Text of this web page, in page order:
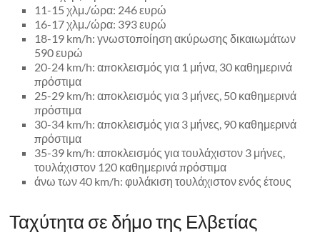
11-15 χλμ./ώρα: 246 ευρώ
16-17 χλμ./ώρα: 393 ευρώ
18-19 km/h: γνωστοποίηση ακύρωσης δικαιωμάτων
590 ευρώ
20-24 km/h: αποκλεισμός για 1 μήνα, 30 καθημερινά
πρόστιμα
25-29 km/h: αποκλεισμός για 3 μήνες, 50 καθημερινά
πρόστιμα
30-34 km/h: αποκλεισμός για 3 μήνες, 90 καθημερινά
πρόστιμα
35-39 km/h: αποκλεισμός για τουλάχιστον 3 μήνες,
τουλάχιστον 120 καθημερινά πρόστιμα
άνω των 40 km/h: φυλάκιση τουλάχιστον ενός έτους
Ταχύτητα σε δήμο της Ελβετίας